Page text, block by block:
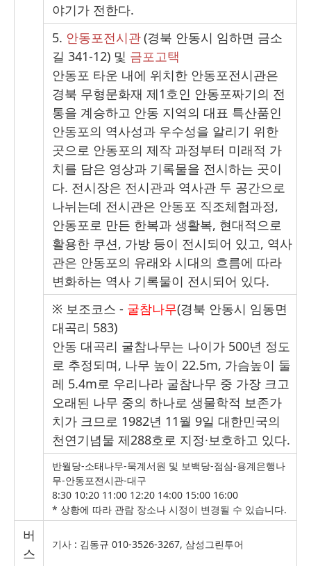
야기가 전한다.
5. 안동포전시관(경북 안동시 임하면 금소
길 341-12) 및 금포고택
안동포 타운 내에 위치한 안동포전시관은
경북 무형문화재 제1호인 안동포짜기의 전
통을 계승하고 안동 지역의 대표 특산품인
안동포의 역사성과 우수성을 알리기 위한
곳으로 안동포의 제작 과정부터 미래적 가
치를 담은 영상과 기록물을 전시하는 곳이
다. 전시장은 전시관과 역사관 두 공간으로
나뉘는데 전시관은 안동포 직조체험과정,
안동포로 만든 한복과 생활복, 현대적으로
활용한 쿠션, 가방 등이 전시되어 있고, 역사
관은 안동포의 유래와 시대의 흐름에 따라
변화하는 역사 기록물이 전시되어 있다.
※ 보조코스 - 굴참나무(경북 안동시 임동면
대곡리 583)
안동 대곡리 굴참나무는 나이가 500년 정도
로 추정되며, 나무 높이 22.5m, 가슴높이 둘
레 5.4m로 우리나라 굴참나무 중 가장 크고
오래된 나무 중의 하나로 생물학적 보존가
치가 크므로 1982년 11월 9일 대한민국의
천연기념물 제288호로 지정·보호하고 있다.
반월당-소태나무-묵계서원 및 보백당-점심-용계은행나
무-안동포전시관-대구
8:30 10:20 11:00 12:20 14:00 15:00 16:00
* 상황에 따라 관람 장소나 시정이 변경될 수 있습니다.
버
스
기사 : 김동규 010-3526-3267, 삼성그린투어